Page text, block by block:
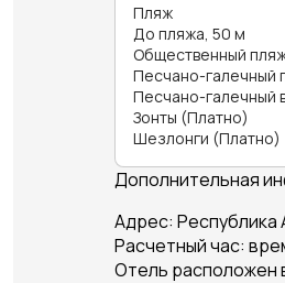
Пляж
До пляжа, 50 м
Общественный
Песчано-галечный
Песчано-галечный
Зонты (Платно)
Шезлонги (Платно)
Дополнительная
Адрес: Республика
Расчетный час:
Отель расположен